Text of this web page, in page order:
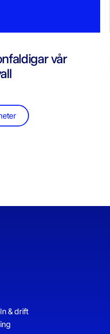
vår
& drift